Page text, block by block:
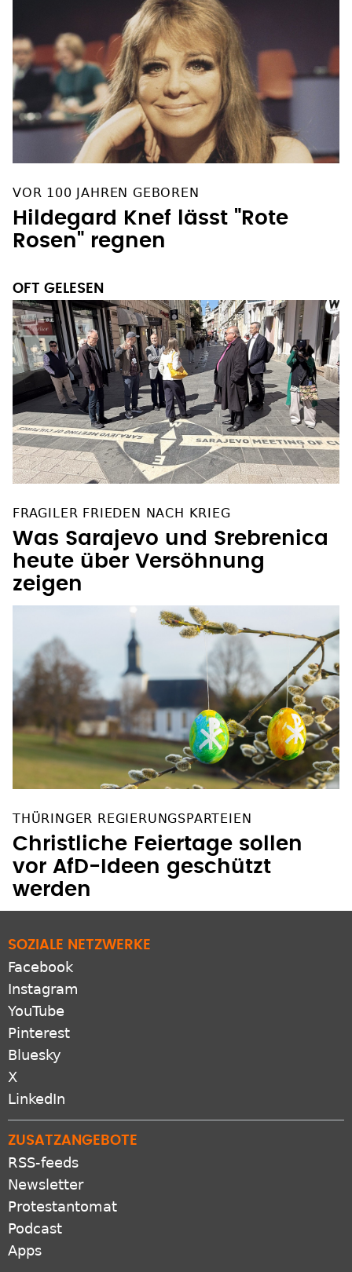
Hildegard Knef lässt "Rote
Rosen" regnen
Was Sarajevo und Srebrenica
heute über Versöhnung
zeigen
Christliche Feiertage sollen
vor AfD-Ideen geschützt
werden
Facebook
Instagram
YouTube
Pinterest
Bluesky
X
LinkedIn
RSS-feeds
Newsletter
Protestantomat
Podcast
Apps